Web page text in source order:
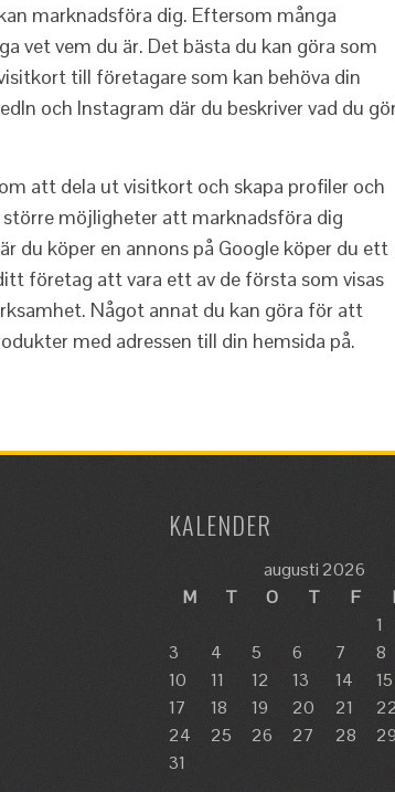
marknadsföra dig. Eftersom många
vet vem du är. Det bästa du kan göra som
till företagare som kan behöva din
och Instagram där du beskriver vad du
att dela ut visitkort och skapa profiler och
möjligheter att marknadsföra dig
du köper en annons på Google köper du ett
företag att vara ett av de första som visas
Något annat du kan göra för att
med adressen till din hemsida på.
KALENDER
augusti 2026
M
T O T F
1
3
4 5 6 7
8
10
11 12 13 14
15
17
18 19 20 21
24
25 26 27 28
31